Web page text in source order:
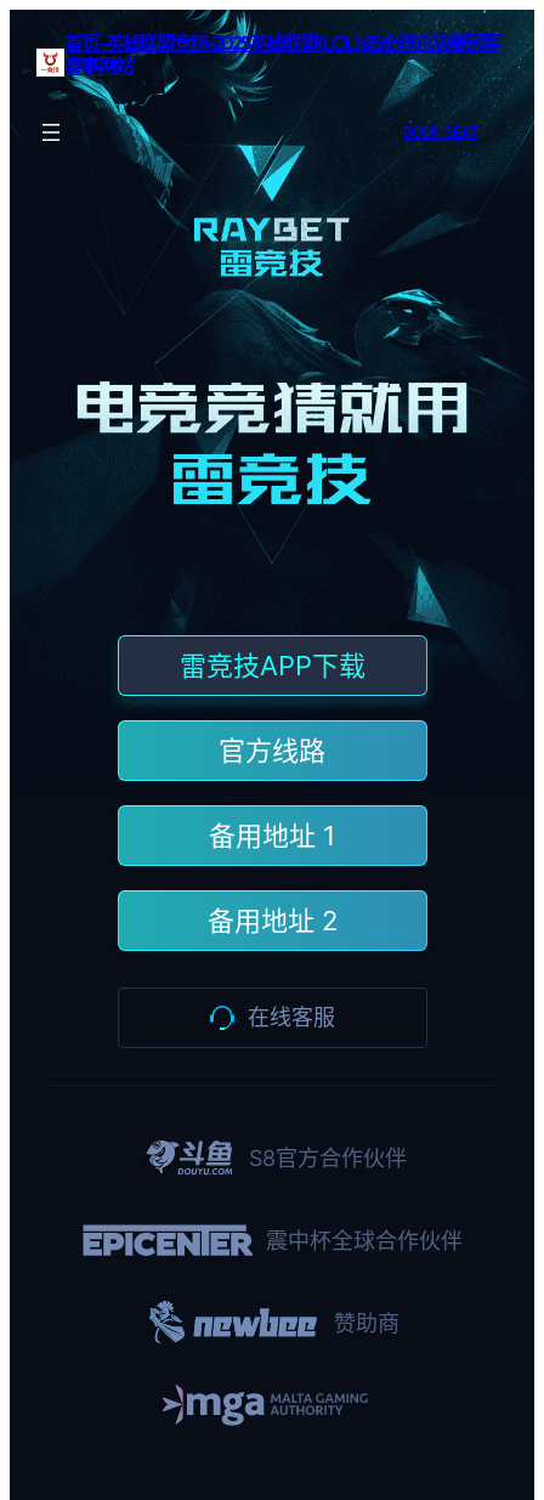
首页–英雄联盟竞猜-2025英雄联盟(LOL)s15全球总决赛冠军
赛事网站
BOOK SEAT